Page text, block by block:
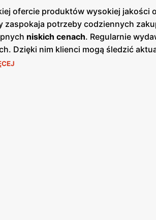
ofercie produktów wysokiej jakości
potrzeby codziennych
niskich cenach. Regularnie
Dzięki nim klienci mogą śledzić
zakupów.
oszczędności oraz jakość
i poszerzając swoją ofertę, co